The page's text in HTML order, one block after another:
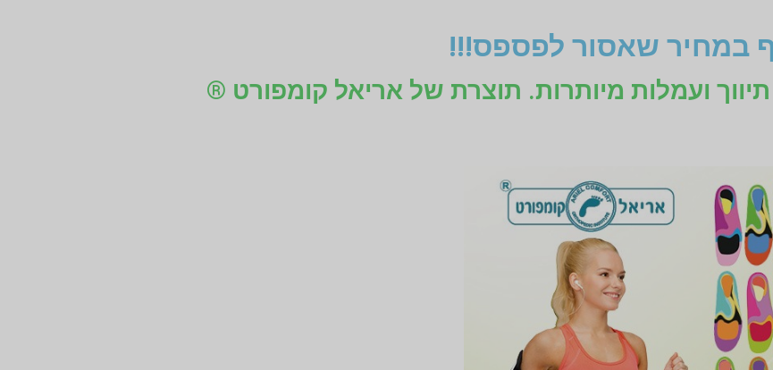
במחיר שאסור לפספס!!!
ועמלות מיותרות. תוצרת של אריאל קומפורט ®